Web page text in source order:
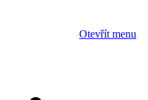
Otevřít menu